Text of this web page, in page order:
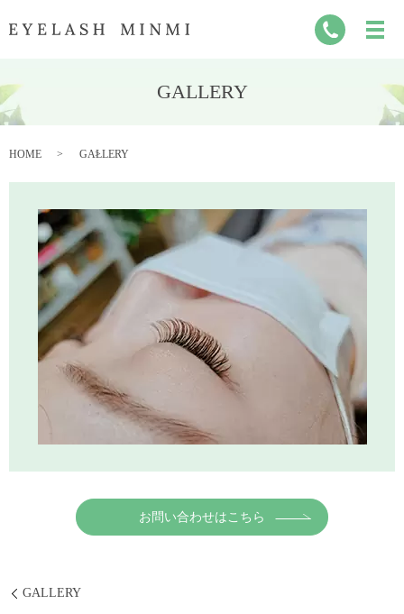
GALLERY
HOME GALLERY
お問い合わせはこちら
GALLERY